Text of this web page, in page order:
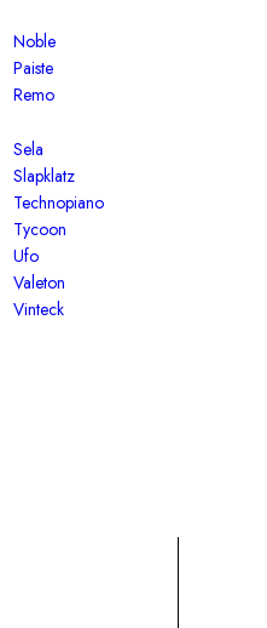
Noble
Paiste
Remo
Sela
Slapklatz
Technopiano
Tycoon
Ufo
Valeton
Vinteck